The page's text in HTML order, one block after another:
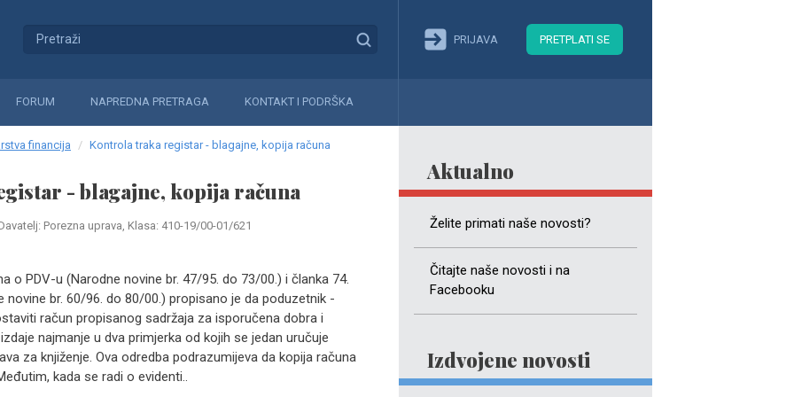
PRIJAVA PRETPLATI SE
FORUM NAPREDNA PRETRAGA KONTAKT I PODRŠKA
Aktualno
Želite primati naše novosti?
Čitajte naše novosti i na
Facebooku
Izdvojene novosti
financija Kontrola traka registar - blagajne, kopija računa
- blagajne, kopija računa
Porezna uprava, Klasa: 410-19/00-01/621
o PDV-u (Narodne novine br. 47/95. do 73/00.) i članka 74.
novine br. 60/96. do 80/00.) propisano je da poduzetnik -
račun propisanog sadržaja za isporučena dobra i
najmanje u dva primjerka od kojih se jedan uručuje
za knjiženje. Ova odredba podrazumijeva da kopija računa
kada se radi o evidenti..